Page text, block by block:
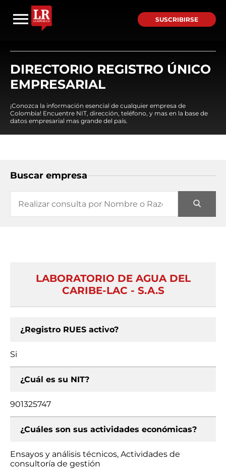
SUSCRIBIRSE
DIRECTORIO REGISTRO ÚNICO
EMPRESARIAL
¡Conozca la información esencial de cualquier empresa de
Colombia! Encuentre NIT, dirección, teléfono, y mas en la base de
datos empresarial mas grande del país.
Buscar empresa
LABORATORIO DE AGUA DEL
CARIBE-LAC - S.A.S
¿Registro RUES activo?
Si
¿Cuál es su NIT?
901325747
¿Cuáles son sus actividades económicas?
Ensayos y análisis técnicos, Actividades de
consultoría de gestión